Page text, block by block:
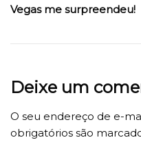
Vegas me surpreendeu!
Deixe um
O seu endereço de e-
obrigatórios são